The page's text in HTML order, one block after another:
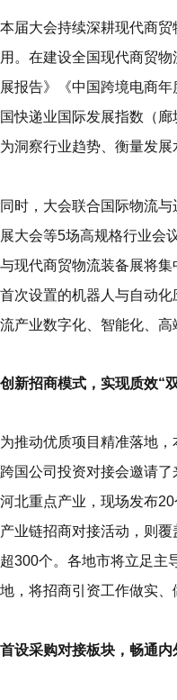
本届大会持续深耕现代商
用。在建设全国现代商贸
展报告》《中国跨境电商
国快递业国际发展指数（
为洞察行业趋势、衡量发展
同时，大会联合国际物流
展大会等5场高规格行业会
与现代商贸物流装备展将集
首次设置的机器人与自动
流产业数字化、智能化、高
创新招商模式，实现质效“
为推动优质项目精准落地，
跨国公司投资对接会邀请
河北重点产业，现场发布
产业链招商对接活动，则
超300个。各地市将立足主
地，将招商引资工作做实、
首设采购对接板块，畅通内